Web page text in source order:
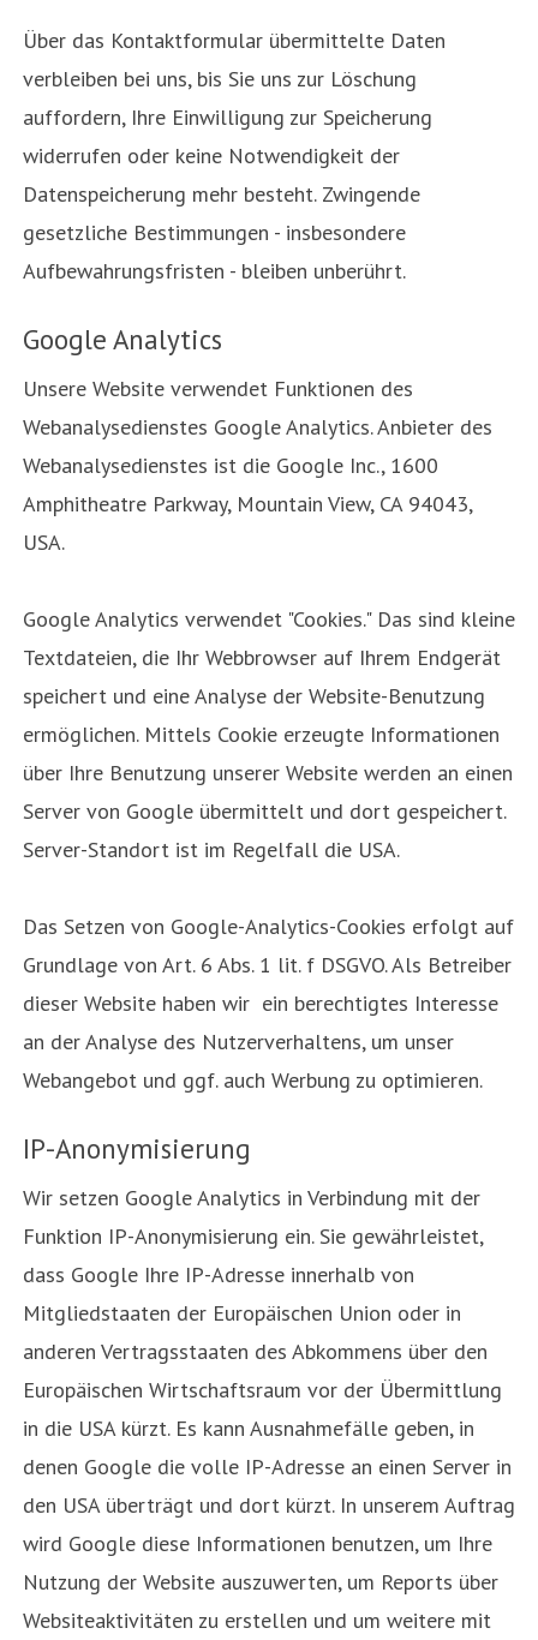
Über das Kontaktformular übermittelte Daten
verbleiben bei uns, bis Sie uns zur Löschung
auffordern, Ihre Einwilligung zur Speicherung
widerrufen oder keine Notwendigkeit der
Datenspeicherung mehr besteht. Zwingende
gesetzliche Bestimmungen - insbesondere
Aufbewahrungsfristen - bleiben unberührt.
Google Analytics
Unsere Website verwendet Funktionen des
Webanalysedienstes Google Analytics. Anbieter des
Webanalysedienstes ist die Google Inc., 1600
Amphitheatre Parkway, Mountain View, CA 94043,
USA.
Google Analytics verwendet "Cookies." Das sind kleine
Textdateien, die Ihr Webbrowser auf Ihrem Endgerät
speichert und eine Analyse der Website-Benutzung
ermöglichen. Mittels Cookie erzeugte Informationen
über Ihre Benutzung unserer Website werden an einen
Server von Google übermittelt und dort gespeichert.
Server-Standort ist im Regelfall die USA.
Das Setzen von Google-Analytics-Cookies erfolgt auf
Grundlage von Art. 6 Abs. 1 lit. f DSGVO. Als Betreiber
dieser Website haben wir ein berechtigtes Interesse
an der Analyse des Nutzerverhaltens, um unser
Webangebot und ggf. auch Werbung zu optimieren.
IP-Anonymisierung
Wir setzen Google Analytics in Verbindung mit der
Funktion IP-Anonymisierung ein. Sie gewährleistet,
dass Google Ihre IP-Adresse innerhalb von
Mitgliedstaaten der Europäischen Union oder in
anderen Vertragsstaaten des Abkommens über den
Europäischen Wirtschaftsraum vor der Übermittlung
in die USA kürzt. Es kann Ausnahmefälle geben, in
denen Google die volle IP-Adresse an einen Server in
den USA überträgt und dort kürzt. In unserem Auftrag
wird Google diese Informationen benutzen, um Ihre
Nutzung der Website auszuwerten, um Reports über
Websiteaktivitäten zu erstellen und um weitere mit